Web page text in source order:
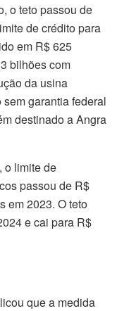
o teto passou de
de crédito para
em R$ 625
bilhões com
da usina
garantia federal
destinado a Angra
o limite de
passou de R$
em 2023. O teto
e cai para R$
que a medida